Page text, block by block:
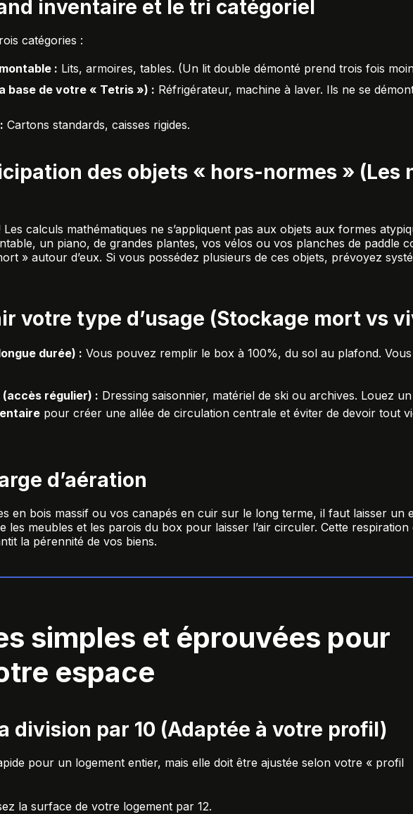
inventaire et le tri catégoriel
catégories :
: Lits, armoires, tables. (Un lit double démonté prend trois fois
base de votre « Tetris ») : Réfrigérateur, machine à laver. Ils ne se
Cartons standards, caisses rigides.
des objets « hors-normes » (Les
Les calculs mathématiques ne s’appliquent pas aux objets aux formes
un piano, de grandes plantes, vos vélos ou vos planches de paddle
» autour d’eux. Si vous possédez plusieurs de ces objets, prévoyez
votre type d’usage (Stockage mort vs
durée) : Vous pouvez remplir le box à 100%, du sol au plafond.
régulier) : Dressing saisonnier, matériel de ski ou archives. Louez
pour créer une allée de circulation centrale et éviter de devoir tout
d’aération
en bois massif ou vos canapés en cuir sur le long terme, il faut laisser un
les meubles et les parois du box pour laisser l’air circuler. Cette
la pérennité de vos biens.
simples et éprouvées pour
espace
division par 10 (Adaptée à votre profil)
pour un logement entier, mais elle doit être ajustée selon votre « profil
la surface de votre logement par 12.